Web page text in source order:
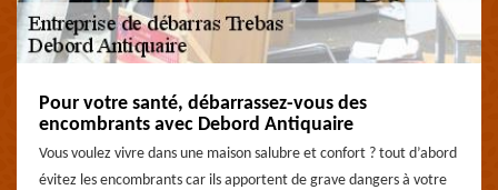
Pour votre santé, débarrassez-vous des
encombrants avec Debord Antiquaire
Vous voulez vivre dans une maison salubre et confort ? tout d’abord
évitez les encombrants car ils apportent de grave dangers à votre